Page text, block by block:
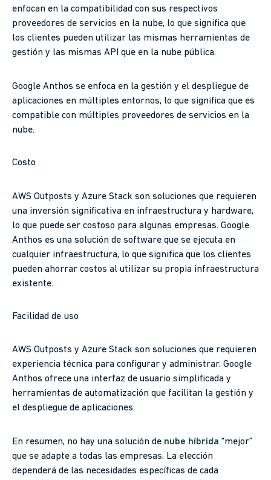
enfocan en la compatibilidad con sus respectivos
proveedores de servicios en la nube, lo que significa que
los clientes pueden utilizar las mismas herramientas de
gestión y las mismas API que en la nube pública.
Google Anthos se enfoca en la gestión y el despliegue de
aplicaciones en múltiples entornos, lo que significa que es
compatible con múltiples proveedores de servicios en la
nube.
Costo
AWS Outposts y Azure Stack son soluciones que requieren
una inversión significativa en infraestructura y hardware,
lo que puede ser costoso para algunas empresas. Google
Anthos es una solución de software que se ejecuta en
cualquier infraestructura, lo que significa que los clientes
pueden ahorrar costos al utilizar su propia infraestructura
existente.
Facilidad de uso
AWS Outposts y Azure Stack son soluciones que requieren
experiencia técnica para configurar y administrar. Google
Anthos ofrece una interfaz de usuario simplificada y
herramientas de automatización que facilitan la gestión y
el despliegue de aplicaciones.
En resumen, no hay una solución de nube híbrida “mejor”
que se adapte a todas las empresas. La elección
dependerá de las necesidades específicas de cada